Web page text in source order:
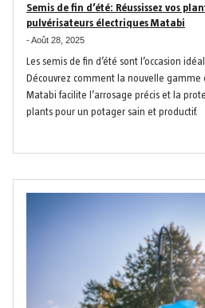
Semis de fin d’été: Réussissez vos
pulvérisateurs électriques Matabi
-Août 28, 2025
Les semis de fin d’été sont l’occasion
Découvrez comment la nouvelle gamme
Matabi facilite l’arrosage précis et la
plants pour un potager sain et productif.